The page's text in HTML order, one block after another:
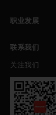
职业发展
联系我们
toggle view
关注我们